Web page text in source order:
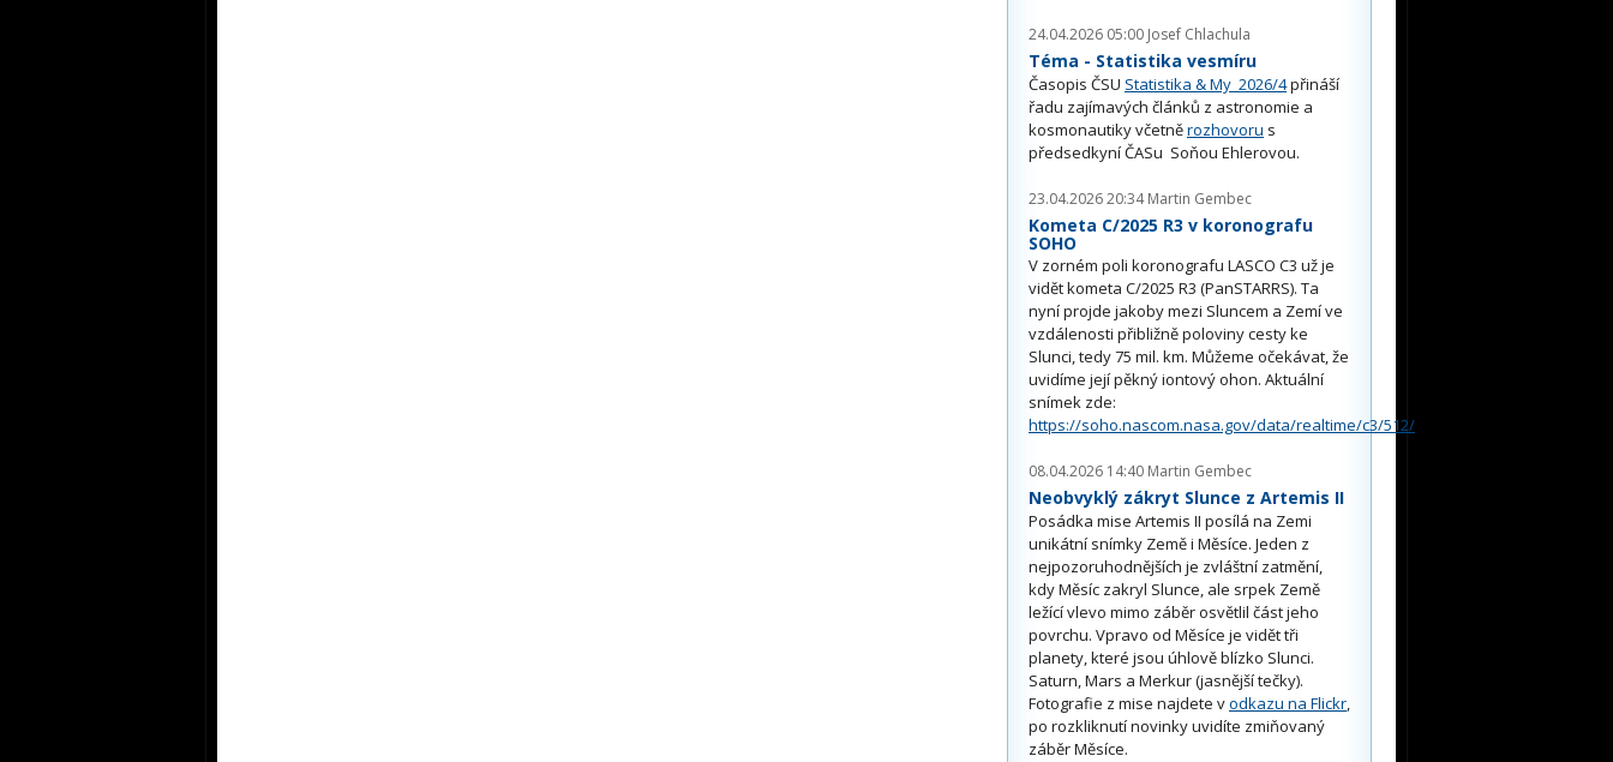
24.04.2026 05:00 Josef Chlachula
Téma - Statistika vesmíru
Časopis ČSU Statistika & My 2026/4přináší
řadu zajímavých článků z astronomie a
kosmonautiky včetněrozhovoru s
předsedkyní ČASu Soňou Ehlerovou.
23.04.2026 20:34 Martin Gembec
Kometa C/2025 R3 v koronografu
SOHO
V zorném poli koronografu LASCO C3 už je
vidět kometa C/2025 R3 (PanSTARRS). Ta
nyní projde jakoby mezi Sluncem a Zemí ve
vzdálenosti přibližně poloviny cesty ke
Slunci, tedy 75 mil. km. Můžeme očekávat, že
uvidíme její pěkný iontový ohon. Aktuální
snímek zde:
https://soho.nascom.nasa.gov/data/realtime/c3/512/
08.04.2026 14:40 Martin Gembec
Neobvyklý zákryt Slunce z Artemis II
Posádka mise Artemis II posílá na Zemi
unikátní snímky Země i Měsíce. Jeden z
nejpozoruhodnějších je zvláštní zatmění,
kdy Měsíc zakryl Slunce, ale srpek Země
ležící vlevo mimo záběr osvětlil část jeho
povrchu. Vpravo od Měsíce je vidět tři
planety, které jsou úhlově blízko Slunci.
Saturn, Mars a Merkur (jasnější tečky).
Fotografie z mise najdete vodkazu na Flickr,
po rozkliknutí novinky uvidíte zmiňovaný
záběr Měsíce.